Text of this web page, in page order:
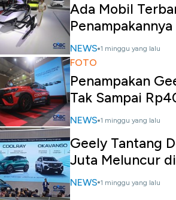
Ada Mobil
Penampakannya
NEWS 1 minggu yang lalu
FOTO
Penampakan
Tak Sampai
NEWS 1 minggu yang lalu
Geely Tantang
Juta Meluncur
NEWS 1 minggu yang lalu